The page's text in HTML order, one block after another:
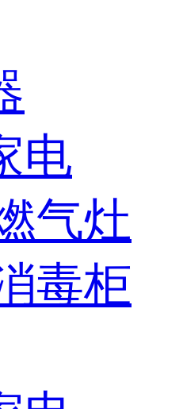
电
气灶
毒柜